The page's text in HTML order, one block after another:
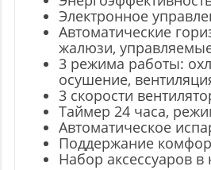
Электронное
Автоматические
жалюзи,
3 режима работы:
осушение,
3 скорости
Таймер 24 часа,
Автоматическое
Поддержание
Набор аксессуаров в